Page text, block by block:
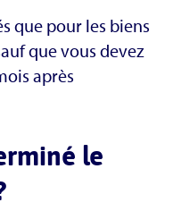
que pour les biens
que vous devez
après
le